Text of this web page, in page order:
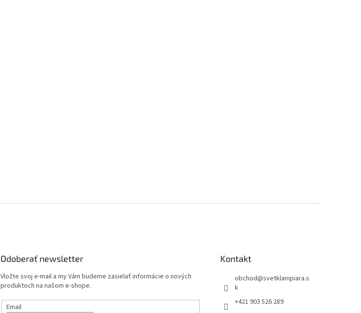
Odoberať newsletter
Vložte svoj e-mail a my Vám budeme zasielať informácie o nových
produktoch na našom e-shope.
Email
Kontakt
obchod@svetklampiara.s
k
+421 903 526 289